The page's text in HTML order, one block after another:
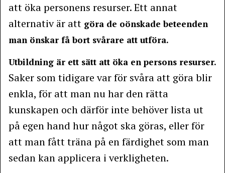
att öka personens resurser. Ett annat
alternativ är att göra de oönskade beteenden
man önskar få bort svårare att utföra.
Utbildning är ett sätt att öka en persons resurser.
Saker som tidigare var för svåra att göra blir
enkla, för att man nu har den rätta
kunskapen och därför inte behöver lista ut
på egen hand hur något ska göras, eller för
att man fått träna på en färdighet som man
sedan kan applicera i verkligheten.